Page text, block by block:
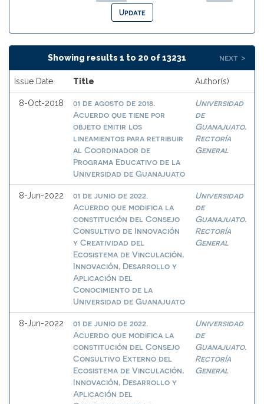
Showing results 1 to 20 of 13231 next >
Issue Date Title Author(s)
8-Oct-2018
01 de agosto de 2018.
Acuerdo que tiene por
objeto emitir los
lineamientos para retribuir
al Coordinador de
Programa Educativo de la
Universidad de Guanajuato
Universidad
de
Guanajuato.
Rectoría
General
8-Jun-2022
01 de junio de 2022.
Acuerdo que modifica la
constitución del Consejo
Consultivo de Innovación
y Creatividad del
Ecosistema de Vinculación,
Innovación, Desarrollo y
Aplicación del
Conocimiento de la
Universidad de Guanajuato
Universidad
de
Guanajuato.
Rectoría
General
8-Jun-2022
01 de junio de 2022.
Acuerdo que modifica la
constitución del Consejo
Consultivo Externo del
Ecosistema de Vinculación,
Innovación, Desarrollo y
Aplicación del
Universidad
de
Guanajuato.
Rectoría
General